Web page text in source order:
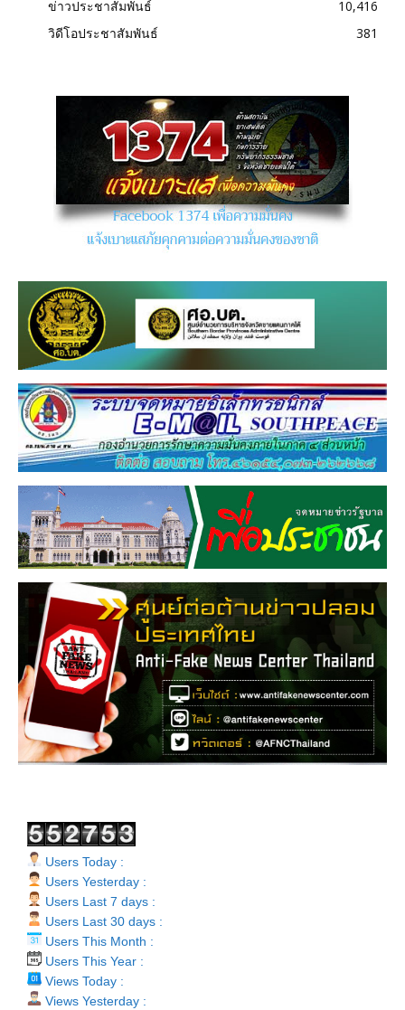
ข่าวประชาสัมพันธ์
10,416
วิดีโอประชาสัมพันธ์
381
Users Today :
Users Yesterday :
Users Last 7 days :
Users Last 30 days :
Users This Month :
Users This Year :
Views Today :
Views Yesterday :